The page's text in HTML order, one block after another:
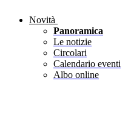
Novità
Panoramica
Le notizie
Circolari
Calendario eventi
Albo online